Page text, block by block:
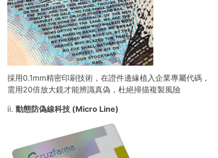
採用0.1mm精密印刷技術，在證件邊緣植入企業專屬代碼，
需用20倍放大鏡才能辨識真偽，杜絕掃描複製風險
ii. 動態防偽線科技 (Micro Line)